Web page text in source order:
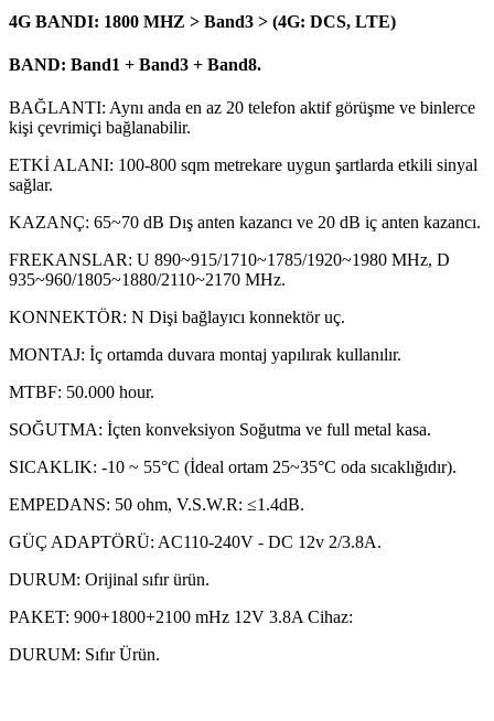
4G BANDI: 1800 MHZ > Band3 > (4G: DCS, LTE)
BAND: Band1 + Band3 + Band8.
BAĞLANTI: Aynı anda en az 20 telefon aktif görüşme ve binlerce
kişi çevrimiçi bağlanabilir.
ETKİ ALANI: 100-800 sqm metrekare uygun şartlarda etkili sinyal
sağlar.
KAZANÇ: 65~70 dB Dış anten kazancı ve 20 dB iç anten kazancı.
FREKANSLAR: U 890~915/1710~1785/1920~1980 MHz, D
935~960/1805~1880/2110~2170 MHz.
KONNEKTÖR: N Dişi bağlayıcı konnektör uç.
MONTAJ: İç ortamda duvara montaj yapılırak kullanılır.
MTBF: 50.000 hour.
SOĞUTMA: İçten konveksiyon Soğutma ve full metal kasa.
SICAKLIK: -10 ~ 55°C (İdeal ortam 25~35°C oda sıcaklığıdır).
EMPEDANS: 50 ohm, V.S.W.R: ≤1.4dB.
GÜÇ ADAPTÖRÜ: AC110-240V - DC 12v 2/3.8A.
DURUM: Orijinal sıfır ürün.
PAKET: 900+1800+2100 mHz 12V 3.8A Cihaz:
DURUM: Sıfır Ürün.